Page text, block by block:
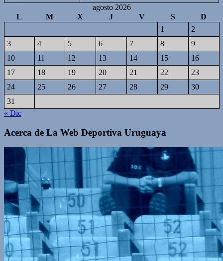
agosto 2026
L
M X J V S
D
1
2
3
4 5 6 7 8
9
10
11 12 13 14 15
16
17
18 19 20 21 22
23
24
25 26 27 28 29
30
31
« Dic
Acerca de La Web Deportiva Uruguaya